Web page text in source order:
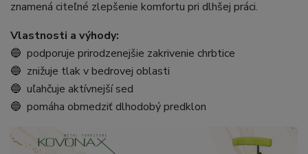
znamená citeľné zlepšenie komfortu pri dlhšej práci.
Vlastnosti a výhody:
🔵 podporuje prirodzenejšie zakrivenie chrbtice
🔵 znižuje tlak v bedrovej oblasti
🔵 uľahčuje aktívnejší sed
🔵 pomáha obmedziť dlhodobý predklon